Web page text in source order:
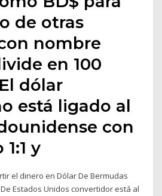
de otras
nombre
en 100
dólar
está ligado al
con
y
el dinero en Dólar De Bermudas
Estados Unidos convertidor está al